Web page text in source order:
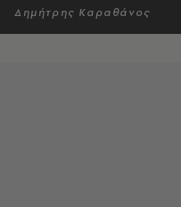
Δημήτρης Καραθάνος